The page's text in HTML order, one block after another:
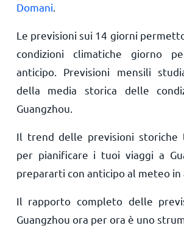
Domani
Le previsioni sui 14 giorni
condizioni climatiche giorno
anticipo. Previsioni mensili
della media storica delle
Guangzhou.
Il trend delle previsioni storiche
per pianificare i tuoi viaggi a
prepararti con anticipo al meteo in
Il rapporto completo delle
Guangzhou ora per ora è uno